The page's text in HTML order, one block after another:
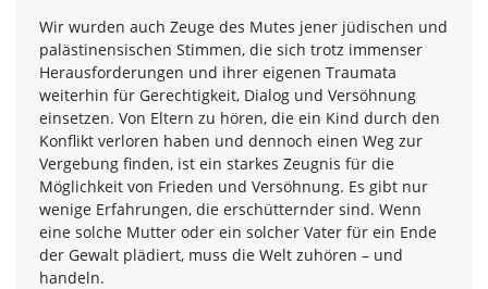
Wir wurden auch Zeuge des Mutes jener jüdischen und
palästinensischen Stimmen, die sich trotz immenser
Herausforderungen und ihrer eigenen Traumata
weiterhin für Gerechtigkeit, Dialog und Versöhnung
einsetzen. Von Eltern zu hören, die ein Kind durch den
Konflikt verloren haben und dennoch einen Weg zur
Vergebung finden, ist ein starkes Zeugnis für die
Möglichkeit von Frieden und Versöhnung. Es gibt nur
wenige Erfahrungen, die erschütternder sind. Wenn
eine solche Mutter oder ein solcher Vater für ein Ende
der Gewalt plädiert, muss die Welt zuhören – und
handeln.